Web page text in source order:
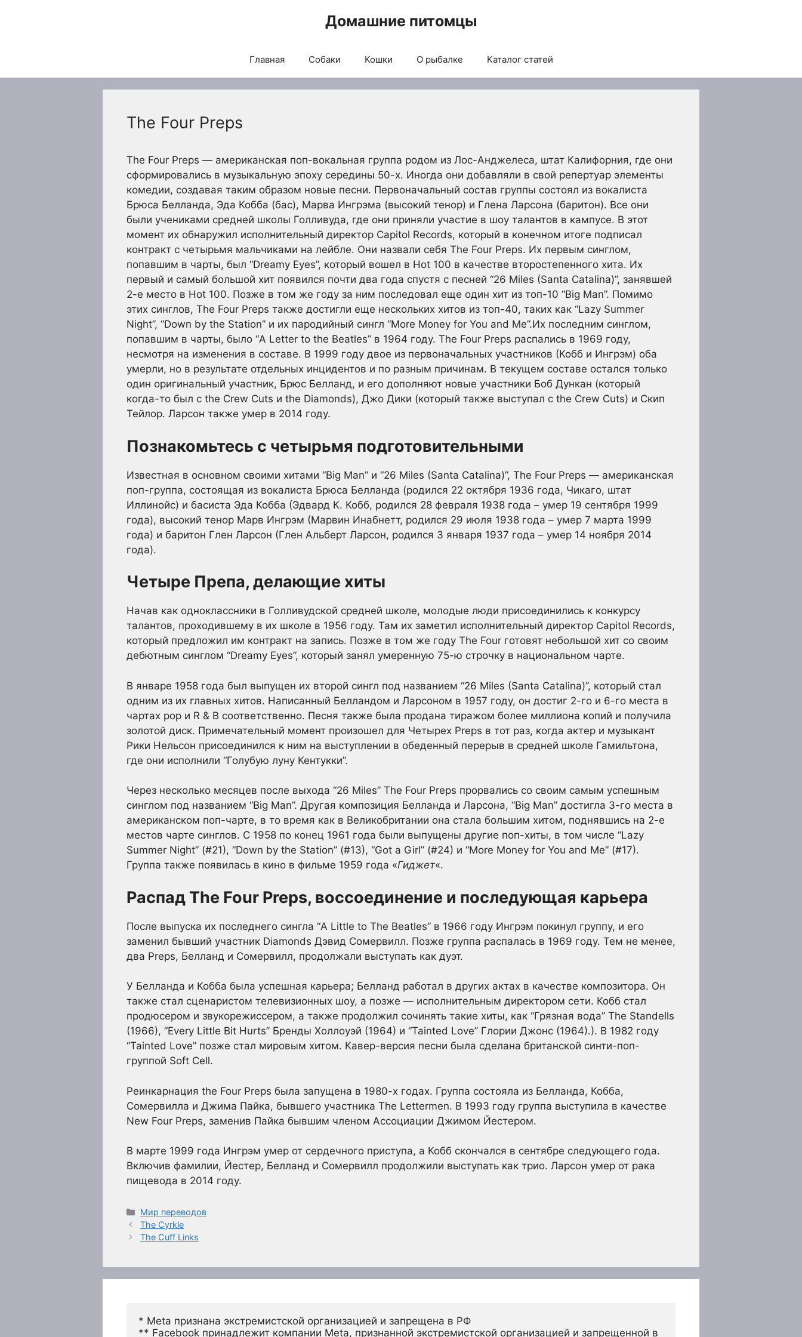
Домашние питомцы
Главная Собаки Кошки О рыбалке Каталог статей
The Four Preps
The Four Preps — американская поп-вокальная группа родом из Лос-Анджелеса, штат Калифорния, где они
сформировались в музыкальную эпоху середины 50-х. Иногда они добавляли в свой репертуар элементы
комедии, создавая таким образом новые песни. Первоначальный состав группы состоял из вокалиста
Брюса Белланда, Эда Кобба (бас), Марва Ингрэма (высокий тенор) и Глена Ларсона (баритон). Все они
были учениками средней школы Голливуда, где они приняли участие в шоу талантов в кампусе. В этот
момент их обнаружил исполнительный директор Capitol Records, который в конечном итоге подписал
контракт с четырьмя мальчиками на лейбле. Они назвали себя The Four Preps. Их первым синглом,
попавшим в чарты, был “Dreamy Eyes”, который вошел в Hot 100 в качестве второстепенного хита. Их
первый и самый большой хит появился почти два года спустя с песней “26 Miles (Santa Catalina)”, занявшей
2-е место в Hot 100. Позже в том же году за ним последовал еще один хит из топ-10 “Big Man”. Помимо
этих синглов, The Four Preps также достигли еще нескольких хитов из топ-40, таких как “Lazy Summer
Night”, “Down by the Station” и их пародийный сингл “More Money for You and Me”.Их последним синглом,
попавшим в чарты, было “A Letter to the Beatles” в 1964 году. The Four Preps распались в 1969 году,
несмотря на изменения в составе. В 1999 году двое из первоначальных участников (Кобб и Ингрэм) оба
умерли, но в результате отдельных инцидентов и по разным причинам. В текущем составе остался только
один оригинальный участник, Брюс Белланд, и его дополняют новые участники Боб Дункан (который
когда-то был с the Crew Cuts и the Diamonds), Джо Дики (который также выступал с the Crew Cuts) и Скип
Тейлор. Ларсон также умер в 2014 году.
Познакомьтесь с четырьмя подготовительными
Известная в основном своими хитами “Big Man” и “26 Miles (Santa Catalina)”, The Four Preps — американская
поп-группа, состоящая из вокалиста Брюса Белланда (родился 22 октября 1936 года, Чикаго, штат
Иллинойс) и басиста Эда Кобба (Эдвард К. Кобб, родился 28 февраля 1938 года – умер 19 сентября 1999
года), высокий тенор Марв Ингрэм (Марвин Инабнетт, родился 29 июля 1938 года – умер 7 марта 1999
года) и баритон Глен Ларсон (Глен Альберт Ларсон, родился 3 января 1937 года – умер 14 ноября 2014
года).
Четыре Препа, делающие хиты
Начав как одноклассники в Голливудской средней школе, молодые люди присоединились к конкурсу
талантов, проходившему в их школе в 1956 году. Там их заметил исполнительный директор Capitol Records,
который предложил им контракт на запись. Позже в том же году The Four готовят небольшой хит со своим
дебютным синглом “Dreamy Eyes”, который занял умеренную 75-ю строчку в национальном чарте.
В январе 1958 года был выпущен их второй сингл под названием “26 Miles (Santa Catalina)”, который стал
одним из их главных хитов. Написанный Белландом и Ларсоном в 1957 году, он достиг 2-го и 6-го места в
чартах pop и R & B соответственно. Песня также была продана тиражом более миллиона копий и получила
золотой диск. Примечательный момент произошел для Четырех Preps в тот раз, когда актер и музыкант
Рики Нельсон присоединился к ним на выступлении в обеденный перерыв в средней школе Гамильтона,
где они исполнили “Голубую луну Кентукки”.
Через несколько месяцев после выхода “26 Miles” The Four Preps прорвались со своим самым успешным
синглом под названием “Big Man”. Другая композиция Белланда и Ларсона, “Big Man” достигла 3-го места в
американском поп-чарте, в то время как в Великобритании она стала большим хитом, поднявшись на 2-е
местов чарте синглов. С 1958 по конец 1961 года были выпущены другие поп-хиты, в том числе “Lazy
Summer Night” (#21), “Down by the Station” (#13), “Got a Girl” (#24) и “More Money for You and Me” (#17).
Группа также появилась в кино в фильме 1959 года «Гиджет«.
Распад The Four Preps, воссоединение и последующая карьера
После выпуска их последнего сингла “A Little to The Beatles” в 1966 году Ингрэм покинул группу, и его
заменил бывший участник Diamonds Дэвид Сомервилл. Позже группа распалась в 1969 году. Тем не менее,
два Preps, Белланд и Сомервилл, продолжали выступать как дуэт.
У Белланда и Кобба была успешная карьера; Белланд работал в других актах в качестве композитора. Он
также стал сценаристом телевизионных шоу, а позже — исполнительным директором сети. Кобб стал
продюсером и звукорежиссером, а также продолжил сочинять такие хиты, как “Грязная вода” The Standells
(1966), “Every Little Bit Hurts” Бренды Холлоуэй (1964) и “Tainted Love” Глории Джонс (1964).). В 1982 году
“Tainted Love” позже стал мировым хитом. Кавер-версия песни была сделана британской синти-поп-
группой Soft Cell.
Реинкарнация the Four Preps была запущена в 1980-х годах. Группа состояла из Белланда, Кобба,
Сомервилла и Джима Пайка, бывшего участника The Lettermen. В 1993 году группа выступила в качестве
New Four Preps, заменив Пайка бывшим членом Ассоциации Джимом Йестером.
В марте 1999 года Ингрэм умер от сердечного приступа, а Кобб скончался в сентябре следующего года.
Включив фамилии, Йестер, Белланд и Сомервилл продолжили выступать как трио. Ларсон умер от рака
пищевода в 2014 году.
Рубрики
Мир переводов
The Cyrkle
The Cuff Links
* Meta признана экстремистской организацией и запрещена в РФ
** Facebook принадлежит компании Meta, признанной экстремистской организацией и запрещенной в